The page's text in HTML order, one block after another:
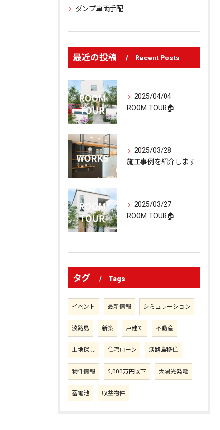
ダンプ車両手配
最近の投稿 Recent Posts
2025/04/04
ROOM TOUR🏠
2025/03/28
施工事例を紹介します🏠
2025/03/27
ROOM TOUR🏠
タグ Tags
イベント 最新情報 シミュレーション
淡路島 新築 戸建て 不動産
土地探し 住宅ローン 淡路島移住
物件情報 2,000万円以下 太陽光発電
蓄電池 収益物件